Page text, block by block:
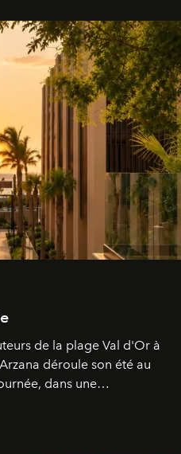
de la plage Val d'Or à
déroule son été au
dans une
une succession de